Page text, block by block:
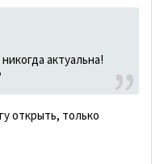
актуальна!
открыть, только